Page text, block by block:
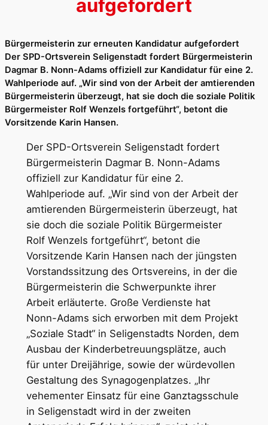
aufgefordert
Bürgermeisterin zur erneuten Kandidatur aufgefordert
Der SPD-Ortsverein Seligenstadt fordert Bürgermeisterin
Dagmar B. Nonn-Adams offiziell zur Kandidatur für eine 2.
Wahlperiode auf. „Wir sind von der Arbeit der amtierenden
Bürgermeisterin überzeugt, hat sie doch die soziale Politik
Bürgermeister Rolf Wenzels fortgeführt“, betont die
Vorsitzende Karin Hansen.
Der SPD-Ortsverein Seligenstadt fordert
Bürgermeisterin Dagmar B. Nonn-Adams
offiziell zur Kandidatur für eine 2.
Wahlperiode auf. „Wir sind von der Arbeit der
amtierenden Bürgermeisterin überzeugt, hat
sie doch die soziale Politik Bürgermeister
Rolf Wenzels fortgeführt“, betont die
Vorsitzende Karin Hansen nach der jüngsten
Vorstandssitzung des Ortsvereins, in der die
Bürgermeisterin die Schwerpunkte ihrer
Arbeit erläuterte. Große Verdienste hat
Nonn-Adams sich erworben mit dem Projekt
„Soziale Stadt“ in Seligenstadts Norden, dem
Ausbau der Kinderbetreuungsplätze, auch
für unter Dreijährige, sowie der würdevollen
Gestaltung des Synagogenplatzes. „Ihr
vehementer Einsatz für eine Ganztagsschule
in Seligenstadt wird in der zweiten